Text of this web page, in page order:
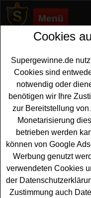
Menü
Supergewinne.de>
Türkei Reise
Gewinnspiel
Aktuelle Türkei Reise
Supergewinne.de ✅
etwas Glück eine
Anzeige:
Cookies
Supergewinne.de
Cookies sind
notwendig oder
benötigen wir Ihre
zur Bereitstellung
Monetarisierung
betrieben werden
können von Google
Werbung genutzt
verwendeten Cookies
der
Zustimmung auch